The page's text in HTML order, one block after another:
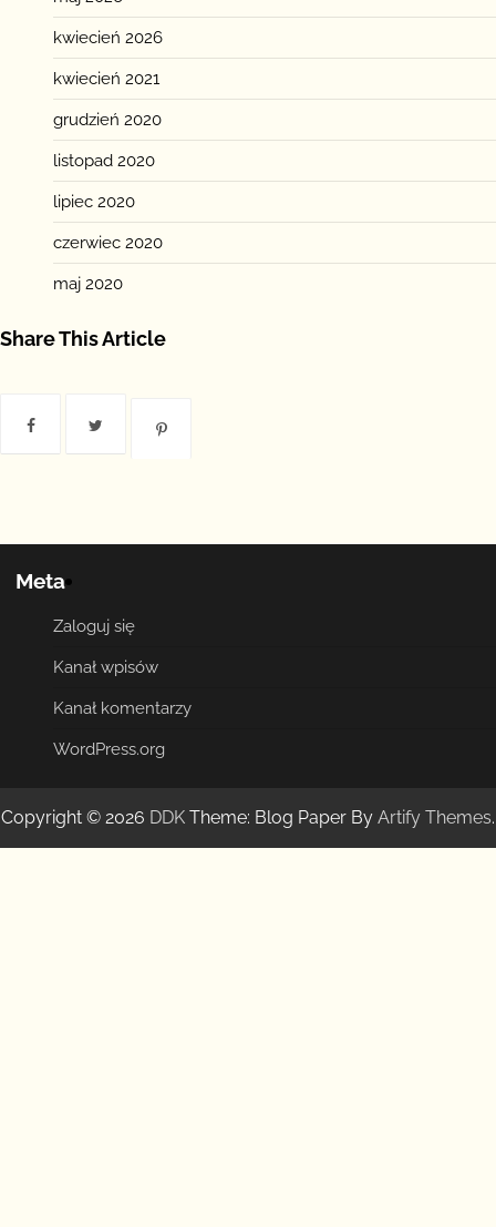
kwiecień 2026
kwiecień 2021
grudzień 2020
listopad 2020
lipiec 2020
czerwiec 2020
maj 2020
Share This Article
Meta
Zaloguj się
Kanał wpisów
Kanał komentarzy
WordPress.org
Copyright © 2026 DDK Theme: Blog Paper By Artify Themes.